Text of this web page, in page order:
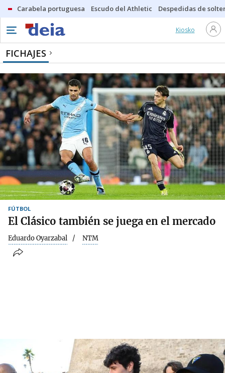
Carabela portuguesa Escudo del Athletic Despedidas de
Kiosko
FICHAJES
FÚTBOL
El Clásico también se juega en el mercado
Eduardo Oyarzabal NTM